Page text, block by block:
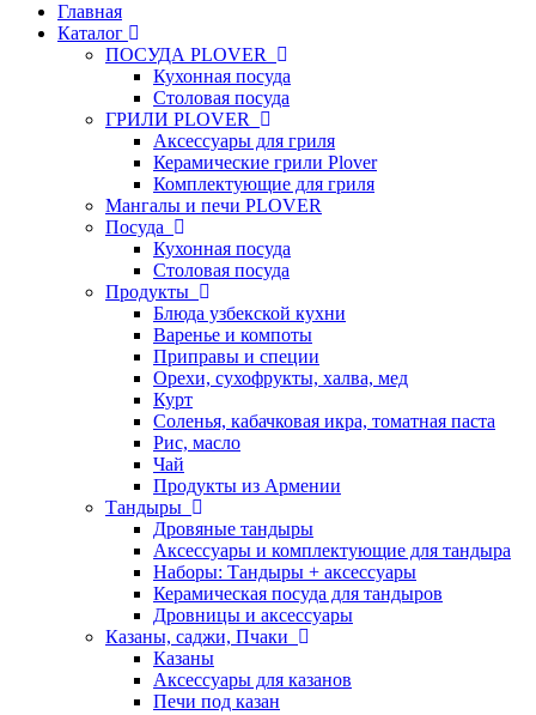
Главная
Каталог
ПОСУДА PLOVER
Кухонная посуда
Столовая посуда
ГРИЛИ PLOVER
Аксессуары для гриля
Керамические грили Plover
Комплектующие для гриля
Мангалы и печи PLOVER
Посуда
Кухонная посуда
Столовая посуда
Продукты
Блюда узбекской кухни
Варенье и компоты
Приправы и специи
Орехи, сухофрукты, халва, мед
Курт
Соленья, кабачковая икра, томатная паста
Рис, масло
Чай
Продукты из Армении
Тандыры
Дровяные тандыры
Аксессуары и комплектующие для тандыра
Наборы: Тандыры + аксессуары
Керамическая посуда для тандыров
Дровницы и аксессуары
Казаны, саджи, Пчаки
Казаны
Аксессуары для казанов
Печи под казан